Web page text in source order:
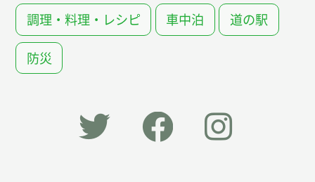
調理・料理・レシピ 車中泊 道の駅
防災